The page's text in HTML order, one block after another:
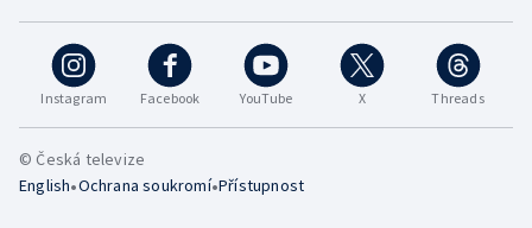
Instagram Facebook YouTube X Threads
© Česká televize
English•Ochrana soukromí•Přístupnost